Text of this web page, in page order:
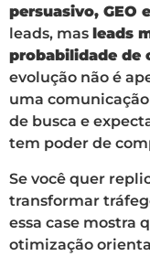
persuasivo, GEO
leads, mas leads
probabilidade de
evolução não é
uma
de busca e
tem poder de
Se você quer
transformar
essa case mostra
otimização